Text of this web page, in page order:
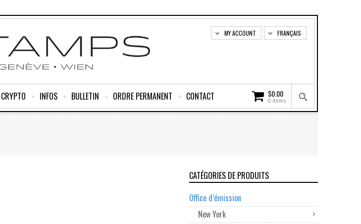
FRANÇAIS
MY ACCOUNT
$0.00
0 items
CRYPTO INFOS BULLETIN ORDRE PERMANENT CONTACT
CATÉGORIES DE PRODUITS
Office d’émission
New York